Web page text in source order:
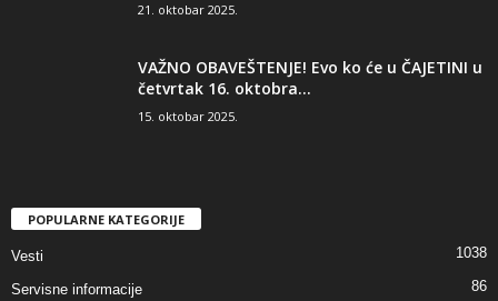
21. oktobar 2025.
VAŽNO OBAVEŠTENJE! Evo ko će u ČAJETINI u
četvrtak 16. oktobra...
15. oktobar 2025.
POPULARNE KATEGORIJE
Vesti 1038
Servisne informacije 86